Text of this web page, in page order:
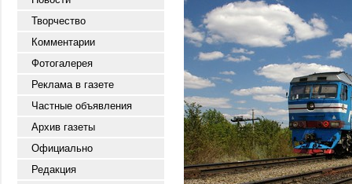
Творчество
Комментарии
Фотогалерея
Реклама в газете
Частные объявления
Архив газеты
Официально
Редакция